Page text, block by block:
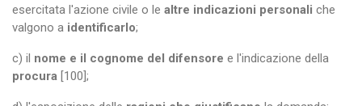
esercitata l'azione civile o le altre indicazioni personali che
valgono a identificarlo;
c) il nome e il cognome del difensore e l'indicazione della
procura [100];